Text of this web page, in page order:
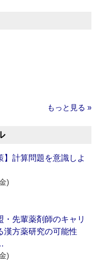
もっと見る »
】計算問題を意識しよ
)
・先輩薬剤師のキャリ
漢方薬研究の可能性
)